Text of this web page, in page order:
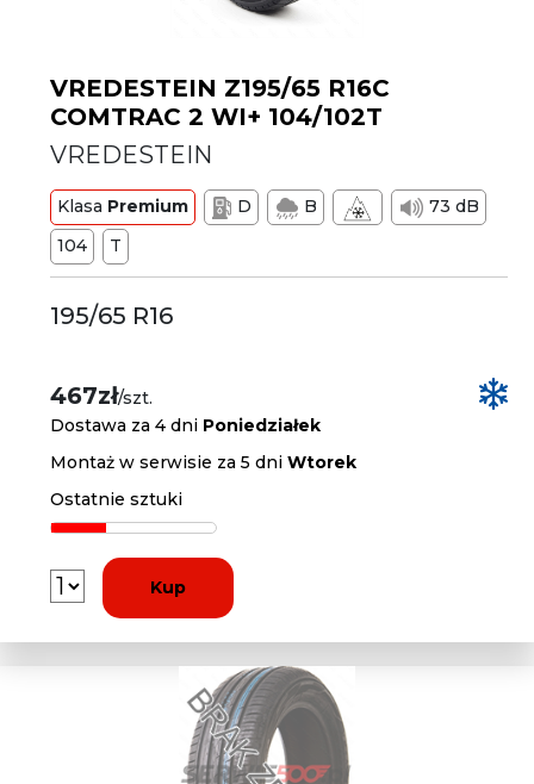
VREDESTEIN Z195/65 R16C
COMTRAC 2 WI+ 104/102T
VREDESTEIN
Klasa Premium D B
73 dB
104
T
195/65 R16
467zł/szt.
Dostawa za 4 dni Poniedziałek
Montaż w serwisie za 5 dniWtorek
Ostatnie sztuki
Kup